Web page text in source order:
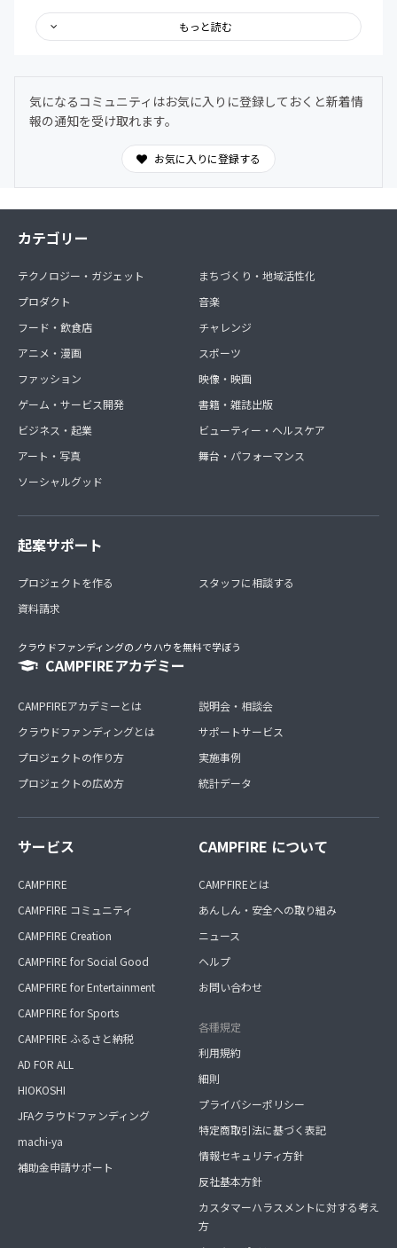
【限定記事について】
・活動記録・近況報告とそれに対する心境や展望などを投
【オーダー制作について】
・完成からお届けまで2～3週間となります
※打ち合わせの進行程度・オーダー内容等により期間が
※詳細なお届け日程につきましては打ち合わせの中でご
連絡させていただきます
・作品サイズは特典ごとの詳細に記載した通りになりま
ますが対応可
・完成後の修正は不可能となります
・作品の仕上がりイメージは過去に四宮スズカが制作した
ものから似たタイプがべースになります、スタイルが全く
ことなるも
のを制作することはできませんのでご了承ください（本
文記載のイメージ画像やプロフィールのリンクより
Instagramをご覧ください）
【支援継続による特典について】
絡申しあげます
をご覧ください）
・途中で支援を辞め、再度支援を開始した場合、以前の継
続支援期間はカウントされません
もっと読む
気になるコミュニティはお気に入りに登録しておくと新着情
報の通知を受け取れます。
お気に入りに登録する
カテゴリー
テクノロジー・ガジェット
プロダクト
フード・飲食店
アニメ・漫画
ファッション
ゲーム・サービス開発
ビジネス・起業
アート・写真
ソーシャルグッド
まちづくり・地域活性化
音楽
チャレンジ
スポーツ
映像・映画
書籍・雑誌出版
ビューティー・ヘルスケア
舞台・パフォーマンス
起案サポート
プロジェクトを作る
資料請求
スタッフに相談する
クラウドファンディングのノウハウを無料で学ぼう
CAMPFIREアカデミー
CAMPFIREアカデミーとは
クラウドファンディングとは
プロジェクトの作り方
プロジェクトの広め方
説明会・相談会
サポートサービス
実施事例
統計データ
サービス
CAMPFIRE
CAMPFIRE コミュニティ
CAMPFIRE Creation
CAMPFIRE for Social Good
CAMPFIRE for Entertainment
CAMPFIRE for Sports
CAMPFIRE ふるさと納税
AD FOR ALL
HIOKOSHI
JFAクラウドファンディング
machi-ya
補助金申請サポート
CAMPFIRE について
CAMPFIREとは
あんしん・安全への取り組み
ニュース
ヘルプ
お問い合わせ
各種規定
利用規約
細則
プライバシーポリシー
特定商取引法に基づく表記
情報セキュリティ方針
反社基本方針
カスタマーハラスメントに対する考え
方